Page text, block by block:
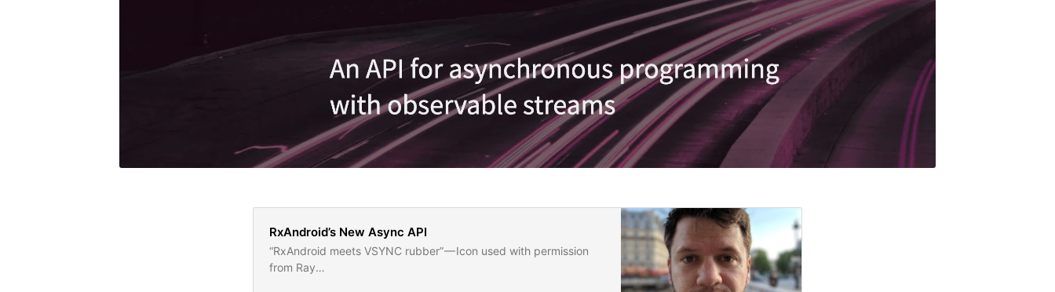
RxAndroid’s New Async API
“RxAndroid meets VSYNC rubber” — Icon used with permission
from Ray